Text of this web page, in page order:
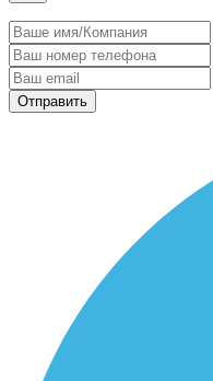
Отправить